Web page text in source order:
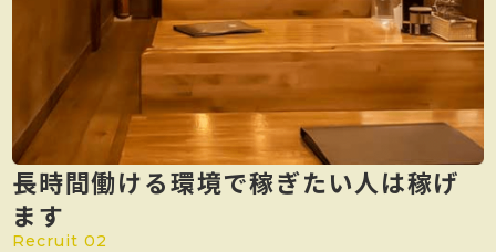
長時間働ける環境で稼ぎたい人は稼げ
ます
Recruit 02